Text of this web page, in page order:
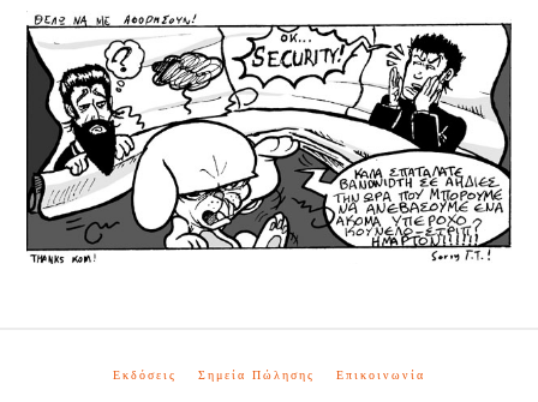
Εκδόσεις Σημεία Πώλησης Επικοινωνία